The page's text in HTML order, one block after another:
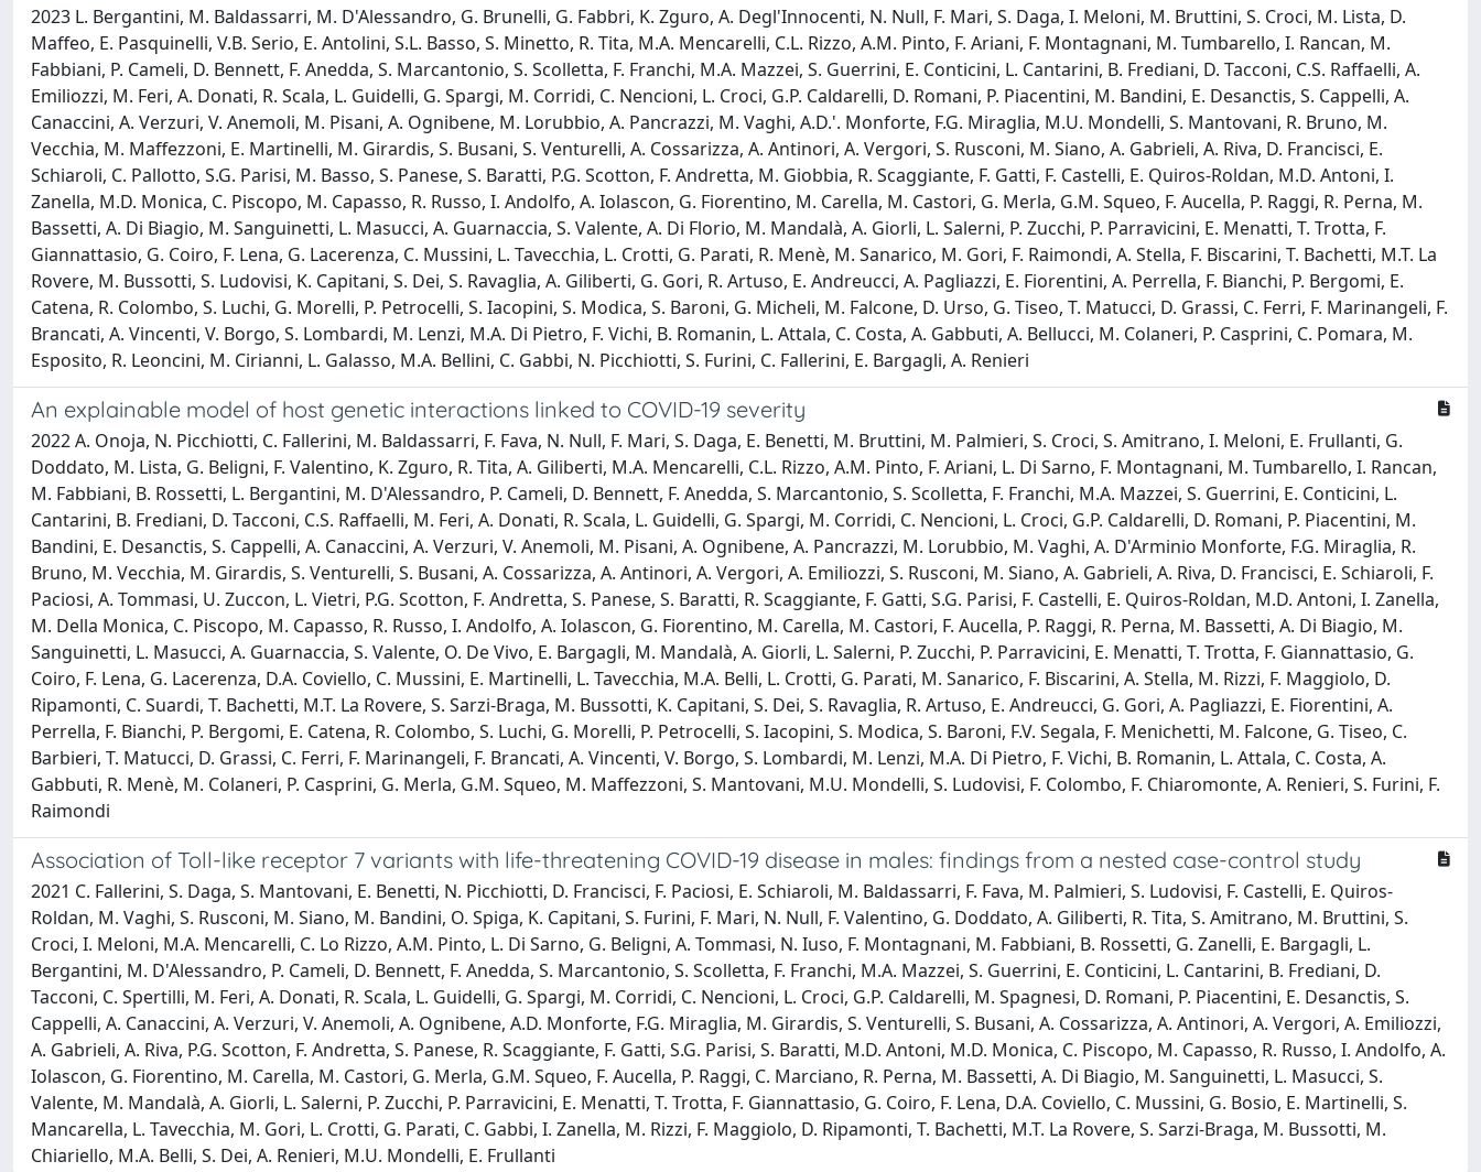
2023 L. Bergantini, M. Baldassarri, M. D'Alessandro, G. Brunelli, G. Fabbri, K. Zguro, A. Degl'Innocenti, N. Null, F. Mari, S. Daga, I. Meloni, M. Bruttini, S. Croci, M. Lista, D.
Maffeo, E. Pasquinelli, V.B. Serio, E. Antolini, S.L. Basso, S. Minetto, R. Tita, M.A. Mencarelli, C.L. Rizzo, A.M. Pinto, F. Ariani, F. Montagnani, M. Tumbarello, I. Rancan, M.
Fabbiani, P. Cameli, D. Bennett, F. Anedda, S. Marcantonio, S. Scolletta, F. Franchi, M.A. Mazzei, S. Guerrini, E. Conticini, L. Cantarini, B. Frediani, D. Tacconi, C.S. Raffaelli, A.
Emiliozzi, M. Feri, A. Donati, R. Scala, L. Guidelli, G. Spargi, M. Corridi, C. Nencioni, L. Croci, G.P. Caldarelli, D. Romani, P. Piacentini, M. Bandini, E. Desanctis, S. Cappelli, A.
Canaccini, A. Verzuri, V. Anemoli, M. Pisani, A. Ognibene, M. Lorubbio, A. Pancrazzi, M. Vaghi, A.D.'. Monforte, F.G. Miraglia, M.U. Mondelli, S. Mantovani, R. Bruno, M.
Vecchia, M. Maffezzoni, E. Martinelli, M. Girardis, S. Busani, S. Venturelli, A. Cossarizza, A. Antinori, A. Vergori, S. Rusconi, M. Siano, A. Gabrieli, A. Riva, D. Francisci, E.
Schiaroli, C. Pallotto, S.G. Parisi, M. Basso, S. Panese, S. Baratti, P.G. Scotton, F. Andretta, M. Giobbia, R. Scaggiante, F. Gatti, F. Castelli, E. Quiros-Roldan, M.D. Antoni, I.
Zanella, M.D. Monica, C. Piscopo, M. Capasso, R. Russo, I. Andolfo, A. Iolascon, G. Fiorentino, M. Carella, M. Castori, G. Merla, G.M. Squeo, F. Aucella, P. Raggi, R. Perna, M.
Bassetti, A. Di Biagio, M. Sanguinetti, L. Masucci, A. Guarnaccia, S. Valente, A. Di Florio, M. Mandalà, A. Giorli, L. Salerni, P. Zucchi, P. Parravicini, E. Menatti, T. Trotta, F.
Giannattasio, G. Coiro, F. Lena, G. Lacerenza, C. Mussini, L. Tavecchia, L. Crotti, G. Parati, R. Menè, M. Sanarico, M. Gori, F. Raimondi, A. Stella, F. Biscarini, T. Bachetti, M.T. La
Rovere, M. Bussotti, S. Ludovisi, K. Capitani, S. Dei, S. Ravaglia, A. Giliberti, G. Gori, R. Artuso, E. Andreucci, A. Pagliazzi, E. Fiorentini, A. Perrella, F. Bianchi, P. Bergomi, E.
Catena, R. Colombo, S. Luchi, G. Morelli, P. Petrocelli, S. Iacopini, S. Modica, S. Baroni, G. Micheli, M. Falcone, D. Urso, G. Tiseo, T. Matucci, D. Grassi, C. Ferri, F. Marinangeli, F.
Brancati, A. Vincenti, V. Borgo, S. Lombardi, M. Lenzi, M.A. Di Pietro, F. Vichi, B. Romanin, L. Attala, C. Costa, A. Gabbuti, A. Bellucci, M. Colaneri, P. Casprini, C. Pomara, M.
Esposito, R. Leoncini, M. Cirianni, L. Galasso, M.A. Bellini, C. Gabbi, N. Picchiotti, S. Furini, C. Fallerini, E. Bargagli, A. Renieri
An explainable model of host genetic interactions linked to COVID-19 severity
2022 A. Onoja, N. Picchiotti, C. Fallerini, M. Baldassarri, F. Fava, N. Null, F. Mari, S. Daga, E. Benetti, M. Bruttini, M. Palmieri, S. Croci, S. Amitrano, I. Meloni, E. Frullanti, G.
Doddato, M. Lista, G. Beligni, F. Valentino, K. Zguro, R. Tita, A. Giliberti, M.A. Mencarelli, C.L. Rizzo, A.M. Pinto, F. Ariani, L. Di Sarno, F. Montagnani, M. Tumbarello, I. Rancan,
M. Fabbiani, B. Rossetti, L. Bergantini, M. D'Alessandro, P. Cameli, D. Bennett, F. Anedda, S. Marcantonio, S. Scolletta, F. Franchi, M.A. Mazzei, S. Guerrini, E. Conticini, L.
Cantarini, B. Frediani, D. Tacconi, C.S. Raffaelli, M. Feri, A. Donati, R. Scala, L. Guidelli, G. Spargi, M. Corridi, C. Nencioni, L. Croci, G.P. Caldarelli, D. Romani, P. Piacentini, M.
Bandini, E. Desanctis, S. Cappelli, A. Canaccini, A. Verzuri, V. Anemoli, M. Pisani, A. Ognibene, A. Pancrazzi, M. Lorubbio, M. Vaghi, A. D'Arminio Monforte, F.G. Miraglia, R.
Bruno, M. Vecchia, M. Girardis, S. Venturelli, S. Busani, A. Cossarizza, A. Antinori, A. Vergori, A. Emiliozzi, S. Rusconi, M. Siano, A. Gabrieli, A. Riva, D. Francisci, E. Schiaroli, F.
Paciosi, A. Tommasi, U. Zuccon, L. Vietri, P.G. Scotton, F. Andretta, S. Panese, S. Baratti, R. Scaggiante, F. Gatti, S.G. Parisi, F. Castelli, E. Quiros-Roldan, M.D. Antoni, I. Zanella,
M. Della Monica, C. Piscopo, M. Capasso, R. Russo, I. Andolfo, A. Iolascon, G. Fiorentino, M. Carella, M. Castori, F. Aucella, P. Raggi, R. Perna, M. Bassetti, A. Di Biagio, M.
Sanguinetti, L. Masucci, A. Guarnaccia, S. Valente, O. De Vivo, E. Bargagli, M. Mandalà, A. Giorli, L. Salerni, P. Zucchi, P. Parravicini, E. Menatti, T. Trotta, F. Giannattasio, G.
Coiro, F. Lena, G. Lacerenza, D.A. Coviello, C. Mussini, E. Martinelli, L. Tavecchia, M.A. Belli, L. Crotti, G. Parati, M. Sanarico, F. Biscarini, A. Stella, M. Rizzi, F. Maggiolo, D.
Ripamonti, C. Suardi, T. Bachetti, M.T. La Rovere, S. Sarzi-Braga, M. Bussotti, K. Capitani, S. Dei, S. Ravaglia, R. Artuso, E. Andreucci, G. Gori, A. Pagliazzi, E. Fiorentini, A.
Perrella, F. Bianchi, P. Bergomi, E. Catena, R. Colombo, S. Luchi, G. Morelli, P. Petrocelli, S. Iacopini, S. Modica, S. Baroni, F.V. Segala, F. Menichetti, M. Falcone, G. Tiseo, C.
Barbieri, T. Matucci, D. Grassi, C. Ferri, F. Marinangeli, F. Brancati, A. Vincenti, V. Borgo, S. Lombardi, M. Lenzi, M.A. Di Pietro, F. Vichi, B. Romanin, L. Attala, C. Costa, A.
Gabbuti, R. Menè, M. Colaneri, P. Casprini, G. Merla, G.M. Squeo, M. Maffezzoni, S. Mantovani, M.U. Mondelli, S. Ludovisi, F. Colombo, F. Chiaromonte, A. Renieri, S. Furini, F.
Raimondi
Association of Toll-like receptor 7 variants with life-threatening COVID-19 disease in males: findings from a nested case-control study
2021 C. Fallerini, S. Daga, S. Mantovani, E. Benetti, N. Picchiotti, D. Francisci, F. Paciosi, E. Schiaroli, M. Baldassarri, F. Fava, M. Palmieri, S. Ludovisi, F. Castelli, E. Quiros-
Roldan, M. Vaghi, S. Rusconi, M. Siano, M. Bandini, O. Spiga, K. Capitani, S. Furini, F. Mari, N. Null, F. Valentino, G. Doddato, A. Giliberti, R. Tita, S. Amitrano, M. Bruttini, S.
Croci, I. Meloni, M.A. Mencarelli, C. Lo Rizzo, A.M. Pinto, L. Di Sarno, G. Beligni, A. Tommasi, N. Iuso, F. Montagnani, M. Fabbiani, B. Rossetti, G. Zanelli, E. Bargagli, L.
Bergantini, M. D'Alessandro, P. Cameli, D. Bennett, F. Anedda, S. Marcantonio, S. Scolletta, F. Franchi, M.A. Mazzei, S. Guerrini, E. Conticini, L. Cantarini, B. Frediani, D.
Tacconi, C. Spertilli, M. Feri, A. Donati, R. Scala, L. Guidelli, G. Spargi, M. Corridi, C. Nencioni, L. Croci, G.P. Caldarelli, M. Spagnesi, D. Romani, P. Piacentini, E. Desanctis, S.
Cappelli, A. Canaccini, A. Verzuri, V. Anemoli, A. Ognibene, A.D. Monforte, F.G. Miraglia, M. Girardis, S. Venturelli, S. Busani, A. Cossarizza, A. Antinori, A. Vergori, A. Emiliozzi,
A. Gabrieli, A. Riva, P.G. Scotton, F. Andretta, S. Panese, R. Scaggiante, F. Gatti, S.G. Parisi, S. Baratti, M.D. Antoni, M.D. Monica, C. Piscopo, M. Capasso, R. Russo, I. Andolfo, A.
Iolascon, G. Fiorentino, M. Carella, M. Castori, G. Merla, G.M. Squeo, F. Aucella, P. Raggi, C. Marciano, R. Perna, M. Bassetti, A. Di Biagio, M. Sanguinetti, L. Masucci, S.
Valente, M. Mandalà, A. Giorli, L. Salerni, P. Zucchi, P. Parravicini, E. Menatti, T. Trotta, F. Giannattasio, G. Coiro, F. Lena, D.A. Coviello, C. Mussini, G. Bosio, E. Martinelli, S.
Mancarella, L. Tavecchia, M. Gori, L. Crotti, G. Parati, C. Gabbi, I. Zanella, M. Rizzi, F. Maggiolo, D. Ripamonti, T. Bachetti, M.T. La Rovere, S. Sarzi-Braga, M. Bussotti, M.
Chiariello, M.A. Belli, S. Dei, A. Renieri, M.U. Mondelli, E. Frullanti